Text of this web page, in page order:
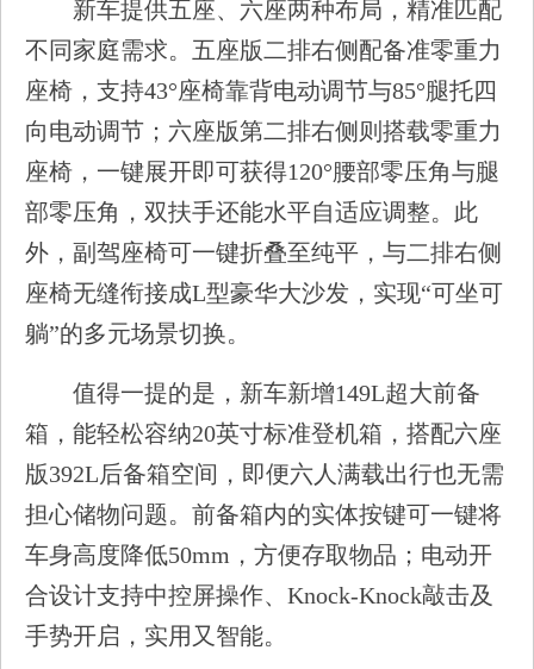
新车提供五座、六座两种布局，精准匹配
不同家庭需求。五座版二排右侧配备准零重力
座椅，支持43°座椅靠背电动调节与85°腿托四
向电动调节；六座版第二排右侧则搭载零重力
座椅，一键展开即可获得120°腰部零压角与腿
部零压角，双扶手还能水平自适应调整。此
外，副驾座椅可一键折叠至纯平，与二排右侧
座椅无缝衔接成L型豪华大沙发，实现“可坐可
躺”的多元场景切换。
值得一提的是，新车新增149L超大前备
箱，能轻松容纳20英寸标准登机箱，搭配六座
版392L后备箱空间，即便六人满载出行也无需
担心储物问题。前备箱内的实体按键可一键将
车身高度降低50mm，方便存取物品；电动开
合设计支持中控屏操作、Knock-Knock敲击及
手势开启，实用又智能。